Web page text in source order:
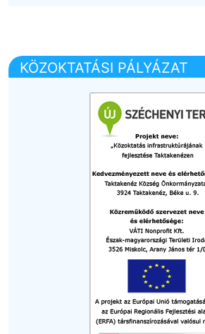
KÖZOKTATÁSI PÁLYÁZAT